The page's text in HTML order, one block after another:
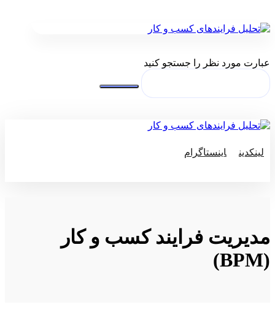
عبارت مورد نظر را جستجو کنید
لینکدین
اینستاگرام
مدیریت فرایند کسب و کار
(BPM)